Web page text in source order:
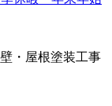
・屋根塗装工事